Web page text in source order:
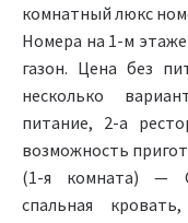
комнатный люкс
Номера на 1-м
газон. Цена без
несколько
питание, 2-а
возможность
(1-я комната) —
спальная